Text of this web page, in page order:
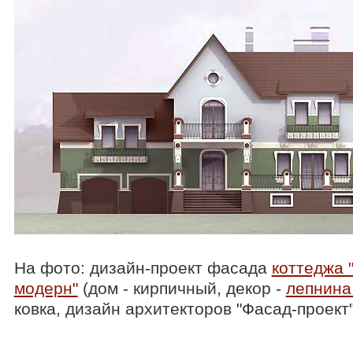
На фото: дизайн-проект фасада коттеджа
модерн"(дом - кирпичный, декор -
ковка, дизайн архитекторов "Фасад-